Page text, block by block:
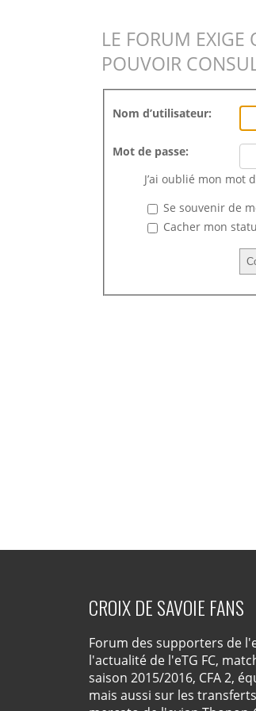
LE FORUM EXIGE
POUVOIR
Nom d’utilisateur:
Mot de passe:
J’ai oublié mon mot
Se souvenir de
Cacher mon
CROIX DE SAVOIE FANS
Forum des supporters de
l'actualité de l'eTG FC,
saison 2015/2016, CFA 2,
mais aussi sur les